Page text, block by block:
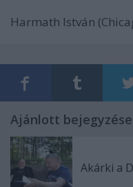
Harmath István
Ajánlott
Akárki a